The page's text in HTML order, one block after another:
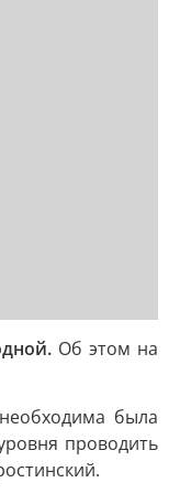
Об этом на
была
проводить